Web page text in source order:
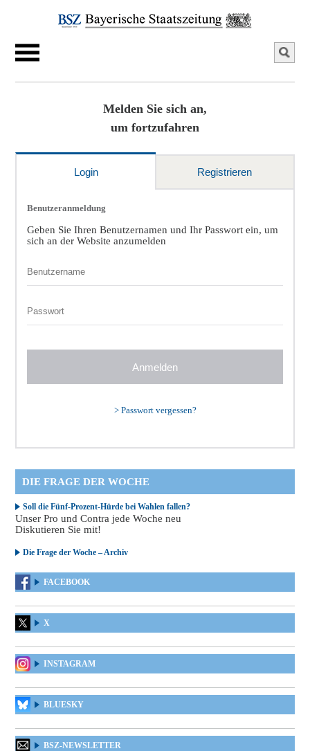
Melden Sie sich an,
um fortzufahren
Login Registrieren
Benutzeranmeldung
Geben Sie Ihren Benutzernamen und Ihr Passwort ein, um
sich an der Website anzumelden
> Passwort vergessen?
DIE FRAGE DER WOCHE
Soll die Fünf-Prozent-Hürde bei Wahlen fallen?
Unser Pro und Contra jede Woche neu
Diskutieren Sie mit!
Die Frage der Woche – Archiv
FACEBOOK
X
INSTAGRAM
BLUESKY
BSZ-NEWSLETTER